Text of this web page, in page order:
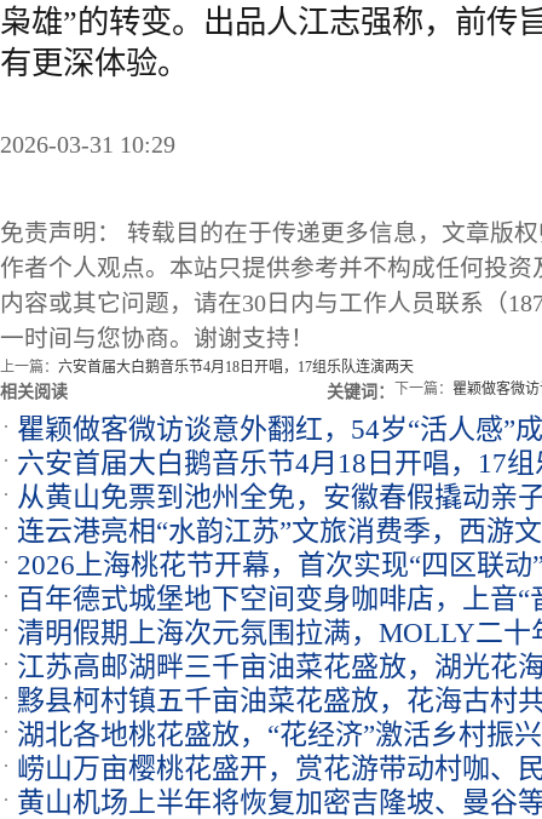
枭雄”的转变。出品人江志强称，前传
有更深体验。
2026-03-31 10:29
免责声明： 转载目的在于传递更多信息，文章版
作者个人观点。本站只提供参考并不构成任何投
内容或其它问题，请在30日内与工作人员联系（
一时间与您协商。谢谢支持！
上一篇： 六安首届大白鹅音乐节4月18日开唱，17组乐队连演两天
下一篇： 瞿颖做客微
相关阅读 关键词：
瞿颖做客微访谈意外翻红，54岁“活人感”
六安首届大白鹅音乐节4月18日开唱，17
从黄山免票到池州全免，安徽春假撬动亲
连云港亮相“水韵江苏”文旅消费季，西游
2026上海桃花节开幕，首次实现“四区联动
百年德式城堡地下空间变身咖啡店，上音“
清明假期上海次元氛围拉满，MOLLY二十
江苏高邮湖畔三千亩油菜花盛放，湖光花
黟县柯村镇五千亩油菜花盛放，花海古村
湖北各地桃花盛放，“花经济”激活乡村振
崂山万亩樱桃花盛开，赏花游带动村咖、
黄山机场上半年将恢复加密吉隆坡、曼谷